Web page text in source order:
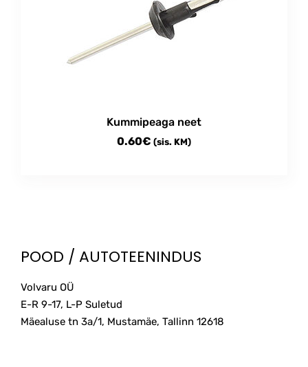
Kummipeaga neet
0.60€ (sis. KM)
POOD / AUTOTEENINDUS
Volvaru OÜ
E-R 9-17, L-P Suletud
Mäealuse tn 3a/1, Mustamäe, Tallinn 12618